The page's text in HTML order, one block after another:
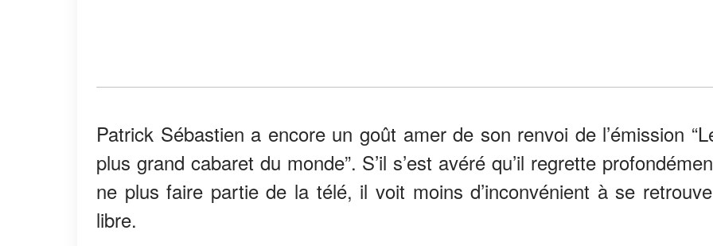
Patrick Sébastien a encore un goût amer de son renvoi de l’émission
plus grand cabaret du monde”. S’il s’est avéré qu’il regrette
ne plus faire partie de la télé, il voit moins d’inconvénient à se
libre.